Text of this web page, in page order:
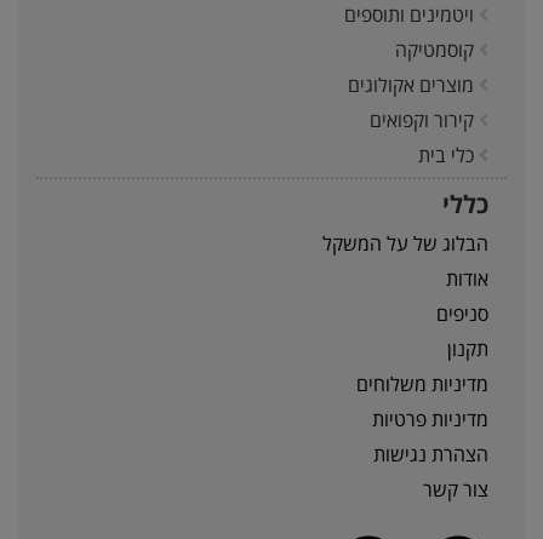
ויטמינים ותוספים
קוסמטיקה
מוצרים אקולוגים
קירור וקפואים
כלי בית
כללי
הבלוג של על המשקל
אודות
סניפים
תקנון
מדיניות משלוחים
מדיניות פרטיות
הצהרת נגישות
צור קשר